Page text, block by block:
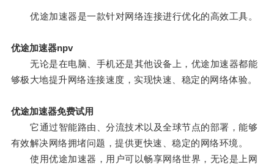
优途加速器是一款针对网络连接进行优化的高效工具。
优途加速器npv
无论是在电脑、手机还是其他设备上，优途加速器都能
够极大地提升网络连接速度，实现快速、稳定的网络体验。
优途加速器免费试用
它通过智能路由、分流技术以及全球节点的部署，能够
有效解决网络拥堵问题，提供更快速、稳定的网络环境。
使用优途加速器，用户可以畅享网络世界，无论是上网